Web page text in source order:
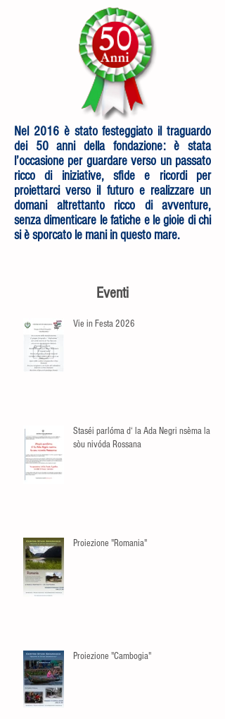
Nel 2016 è stato festeggiato il traguardo
dei 50 anni della fondazione: è stata
l’occasione per guardare verso un passato
ricco di iniziative, sfide e ricordi per
proiettarci verso il futuro e realizzare un
domani altrettanto ricco di avventure,
senza dimenticare le fatiche e le gioie di chi
si è sporcato le mani in questo mare.
Eventi
Vie in Festa 2026
Staséi parlóma d‘ la Ada Negri nsèma la
sòu nivóda Rossana
Proiezione "Romania"
Proiezione "Cambogia"